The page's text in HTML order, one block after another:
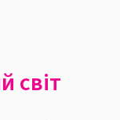
світ